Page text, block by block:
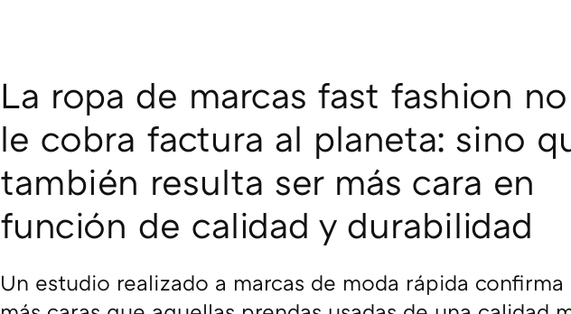
La ropa de marcas fast fashion
le cobra factura al planeta: sino
también resulta ser más cara en
función de calidad y durabilidad
Un estudio realizado a marcas de moda rápida confirma